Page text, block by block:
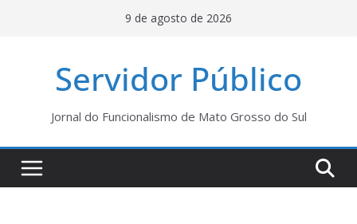
9 de agosto de 2026
Servidor Público
Jornal do Funcionalismo de Mato Grosso do Sul